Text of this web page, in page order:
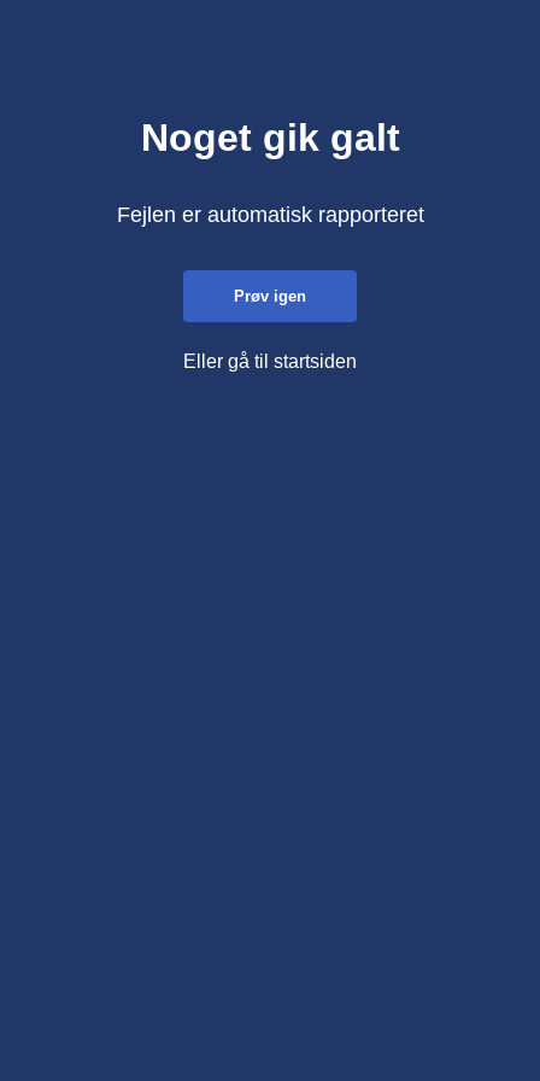
Noget gik galt
Fejlen er automatisk rapporteret
Prøv igen
Eller gå til startsiden